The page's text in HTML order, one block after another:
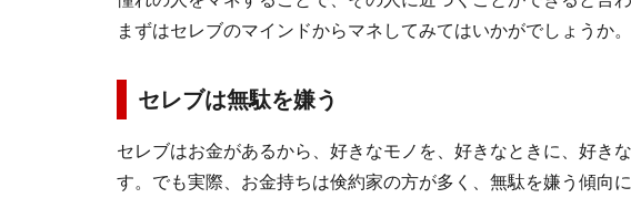
まずはセレブのマインドからマネしてみてはいかがでしょうか。
セレブは無駄を嫌う
セレブはお金があるから、好きなモノを、好きなときに、好き
す。でも実際、お金持ちは倹約家の方が多く、無駄を嫌う傾向に